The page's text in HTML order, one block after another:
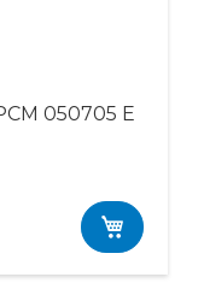
050705 E